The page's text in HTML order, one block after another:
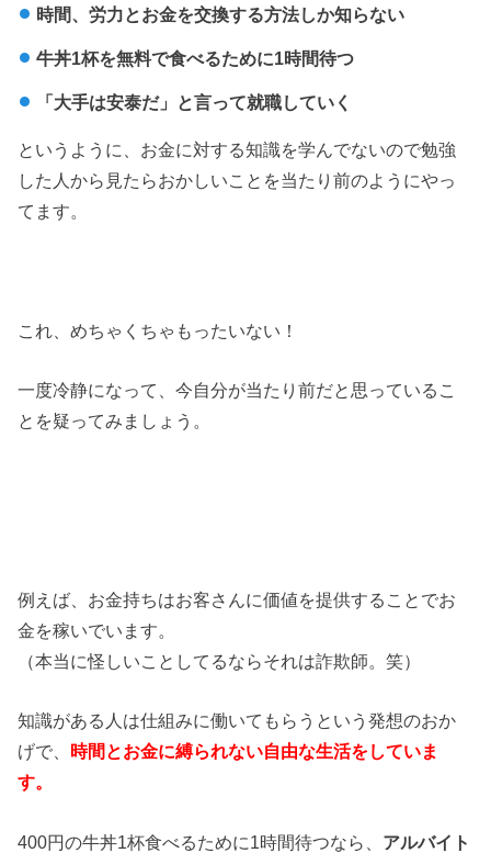
時間、労力とお金を交換する方法しか知らない
牛丼1杯を無料で食べるために1時間待つ
「大手は安泰だ」と言って就職していく
というように、お金に対する知識を学んでないので勉強
した人から見たらおかしいことを当たり前のようにやっ
てます。
これ、めちゃくちゃもったいない！
一度冷静になって、今自分が当たり前だと思っているこ
とを疑ってみましょう。
例えば、お金持ちはお客さんに価値を提供することでお
金を稼いでいます。
（本当に怪しいことしてるならそれは詐欺師。笑）
知識がある人は仕組みに働いてもらうという発想のおか
げで、 時間とお金に縛られない自由な生活をしていま
す。
400円の牛丼1杯食べるために1時間待つなら、 アルバイト